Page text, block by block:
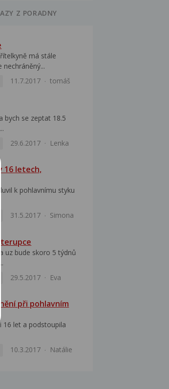
Z PORADNY
má stále
11.7.2017 tomáš
bych se zeptat 18.5
29.6.2017 Lenka
16 letech,
k pohlavnímu styku
31.5.2017 Simona
uz bude skoro 5 týdnů
29.5.2017 Eva
při pohlavním
16 let a podstoupila
10.3.2017 Natálie